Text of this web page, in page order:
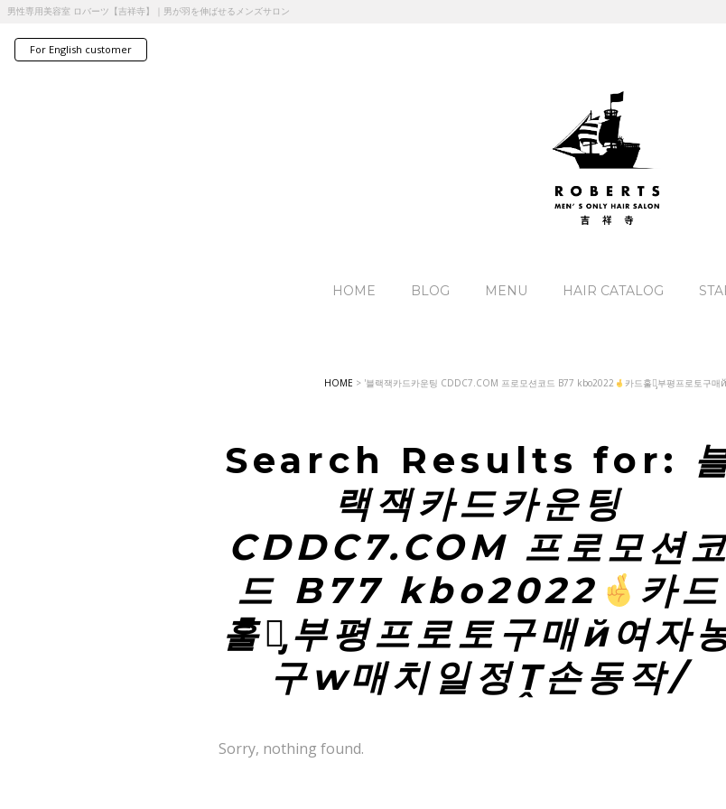
For English customer
男性専用美容室 ロバーツ【吉祥寺】｜男が羽を伸ばせるメンズサロン
HOME BLOG MENU HAIR CATALOG
HOME > '블랙잭카드카운팅 CDDC7.COM 프로모션코드 B77 kbo2022 카드훌라̡부평프로토구
Search Results for:
랙잭카드카운팅
CDDC7.COM 프로모션
드 B77 kbo2022
카드
훌라̡부평프로토구매й여자
구w매치일정Ṱ손동작/
Sorry, nothing found.